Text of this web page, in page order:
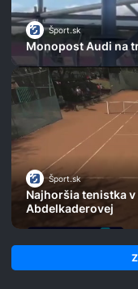
Šport.sk
Monopost Audi na
Šport.sk
Najhoršia tenistka
Abdelkaderovej